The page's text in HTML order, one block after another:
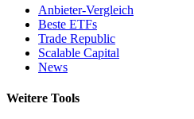
Anbieter-Vergleich
Beste ETFs
Trade Republic
Scalable Capital
News
Weitere Tools